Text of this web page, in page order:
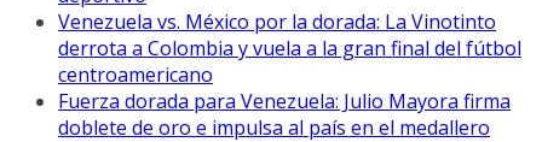
Venezuela vs. México por la dorada: La Vinotinto
derrota a Colombia y vuela a la gran final del fútbol
centroamericano
Fuerza dorada para Venezuela: Julio Mayora firma
doblete de oro e impulsa al país en el medallero